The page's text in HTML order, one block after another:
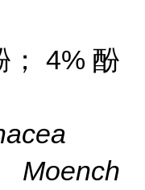
； 4% 酚
Moench